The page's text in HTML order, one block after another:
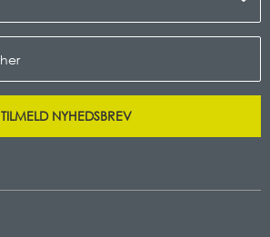
TILMELD NYHEDSBREV